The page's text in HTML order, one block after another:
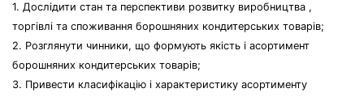
1. Дослідити стан та перспективи розвитку виробництва ,
торгівлі та споживання борошняних кондитерських товарів;
2. Розглянути чинники, що формують якість і асортимент
борошняних кондитерських товарів;
3. Привести класифікацію і характеристику асортименту